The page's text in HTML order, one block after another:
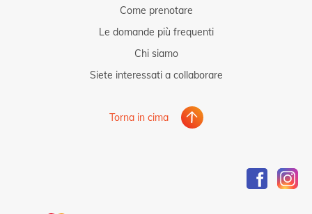
Come prenotare
Le domande più frequenti
Chi siamo
Siete interessati a collaborare
Torna in cima